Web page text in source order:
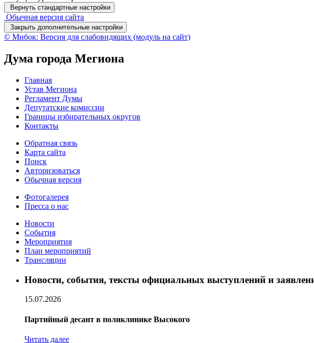
Вернуть стандартные настройки
Обычная версия сайта
Закрыть дополнительные настройки
© Мибок: Версия для слабовидящих (модуль на сайт)
Дума города Мегиона
Главная
Устав Мегиона
Регламент Думы
Депутатские комиссии
Границы избирательных округов
Контакты
Обратная связь
Карта сайта
Поиск
Авторизоваться
Обычная версия
Фотогалерея
Пресса о нас
Новости
События
Мероприятия
План мероприятий
Трансляции
Новости, события, тексты официальных выступлений и
15.07.2026
Партийный десант в поликлинике Высокого
Читать далее